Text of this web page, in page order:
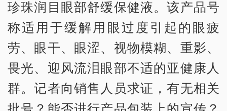
珍珠润目眼部舒缓保健液。该产品号
称适用于缓解用眼过度引起的眼疲
劳、眼干、眼涩、视物模糊、重影、
畏光、迎风流泪眼部不适的亚健康人
群。记者向销售人员求证，有无相关